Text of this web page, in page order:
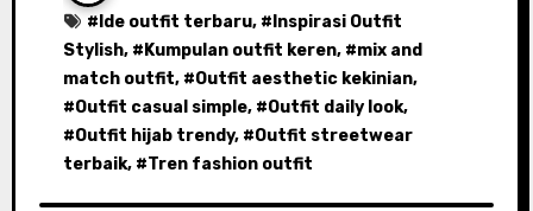
# Ide outfit terbaru, # Inspirasi Outfit
Stylish, # Kumpulan outfit keren, #mix and
match outfit, #Outfit aesthetic kekinian,
#Outfit casual simple, #Outfit daily look,
#Outfit hijab trendy, #Outfit streetwear
terbaik, #Tren fashion outfit